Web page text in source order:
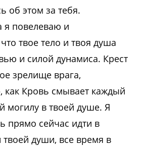
об этом за тебя.
я повелеваю и
твое тело и твоя душа
и силой дунамиса. Крест
зрелище врага,
как Кровь смывает каждый
могилу в твоей душе. Я
прямо сейчас идти в
души, все время в